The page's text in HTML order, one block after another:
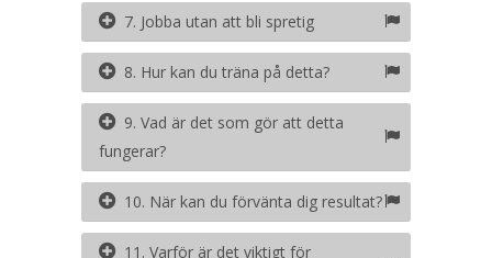
7. Jobba utan att bli spretig
8. Hur kan du träna på detta?
9. Vad är det som gör att detta
fungerar?
10. När kan du förvänta dig resultat?
11. Varför är det viktigt för